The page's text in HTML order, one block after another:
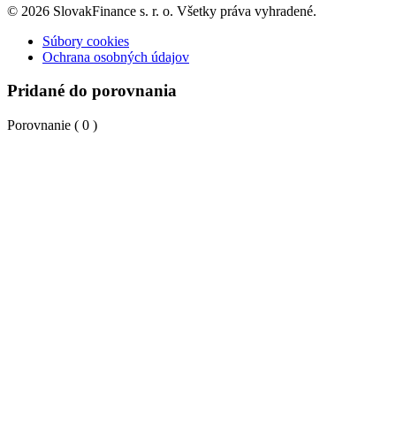
© 2026 SlovakFinance s. r. o. Všetky práva vyhradené.
Súbory cookies
Ochrana osobných údajov
Pridané do porovnania
Porovnanie ( 0 )